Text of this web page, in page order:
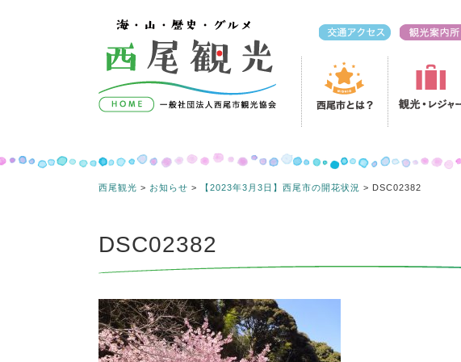
コンテンツへスキップ
西尾観光 > お知らせ > 【2023年3月3日】西尾市の開花状況 > DSC02382
DSC02382